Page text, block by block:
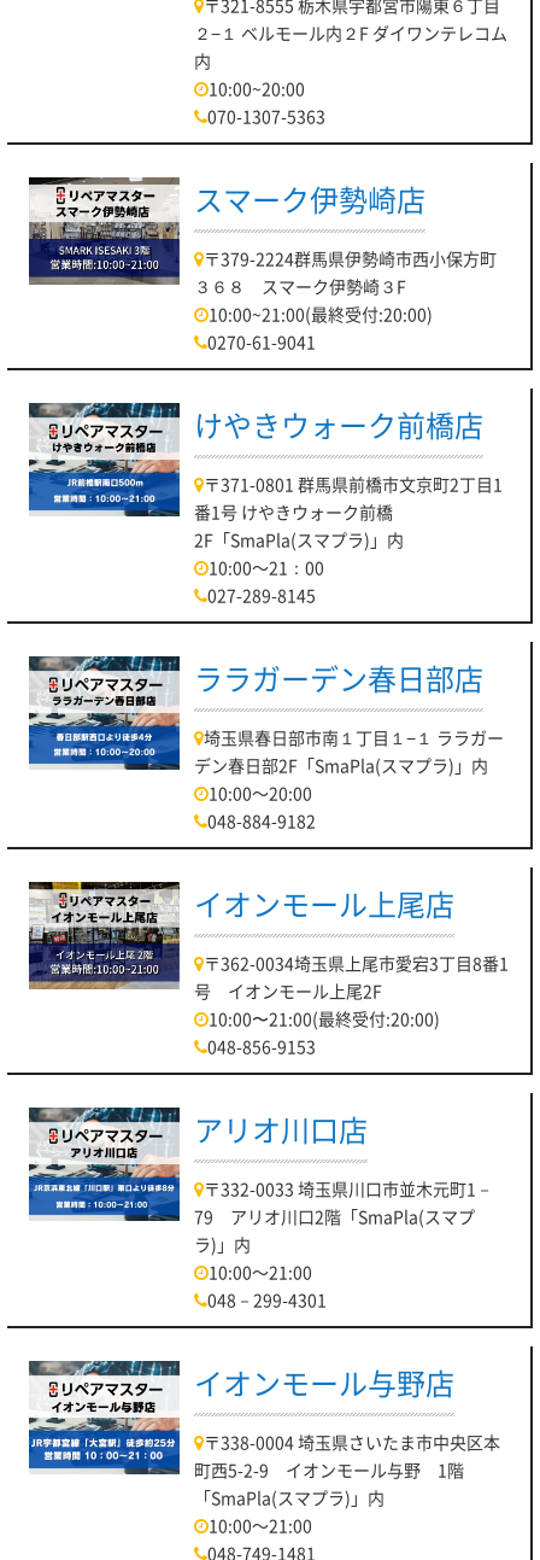
〒321-8555 栃木県宇都宮市陽東６丁目
２−１ ベルモール内２F ダイワンテレコム
内
10:00~20:00
070-1307-5363
スマーク伊勢崎店
〒379-2224群馬県伊勢崎市西小保方町
３６８ スマーク伊勢崎３F
10:00~21:00(最終受付:20:00)
0270-61-9041
けやきウォーク前橋店
〒371-0801 群馬県前橋市文京町2丁目1
番1号 けやきウォーク前橋
2F「SmaPla(スマプラ)」内
10:00～21：00
027-289-8145
ララガーデン春日部店
埼玉県春日部市南１丁目１−１ ララガー
デン春日部2F「SmaPla(スマプラ)」内
10:00～20:00
048-884-9182
イオンモール上尾店
〒362-0034埼玉県上尾市愛宕3丁目8番1
号 イオンモール上尾2F
10:00〜21:00(最終受付:20:00)
048-856-9153
アリオ川口店
〒332-0033 埼玉県川口市並木元町1－
79 アリオ川口2階「SmaPla(スマプ
ラ)」内
10:00～21:00
048－299-4301
イオンモール与野店
〒338-0004 埼玉県さいたま市中央区本
町西5-2-9 イオンモール与野 1階
「SmaPla(スマプラ)」内
10:00～21:00
048-749-1481